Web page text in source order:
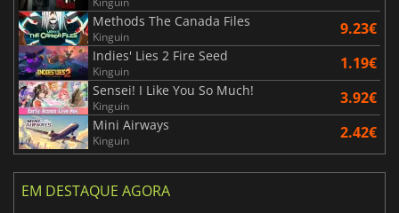
Methods The Canada Files
Kinguin 9.23€
Indies' Lies 2 Fire Seed
Kinguin 1.19€
Sensei! I Like You So Much!
Kinguin 3.92€
Mini Airways
Kinguin 2.42€
EM DESTAQUE AGORA